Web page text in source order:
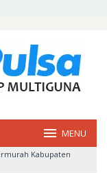
MENU
Kabupaten